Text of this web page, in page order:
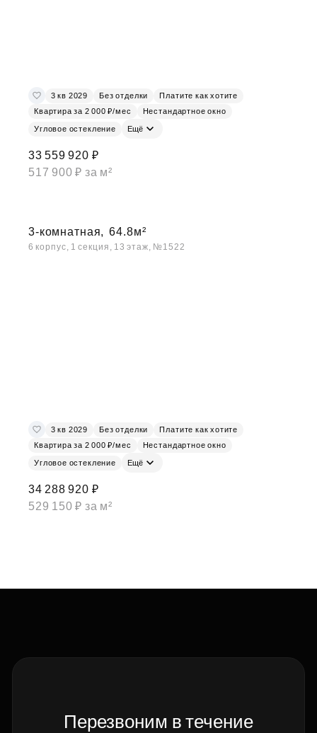
3 кв 2029 Без отделки
Платите как хотите
Квартира за 2 000 ₽/мес
Нестандартное окно
Угловое остекление Ещё
33 559 920 ₽
517 900 ₽ за м²
3-комнатная, 64.8м²
6 корпус, 1 секция, 13 этаж, №1522
3 кв 2029 Без отделки
Платите как хотите
Квартира за 2 000 ₽/мес
Нестандартное окно
Угловое остекление Ещё
34 288 920 ₽
529 150 ₽ за м²
Перезвоним в течение